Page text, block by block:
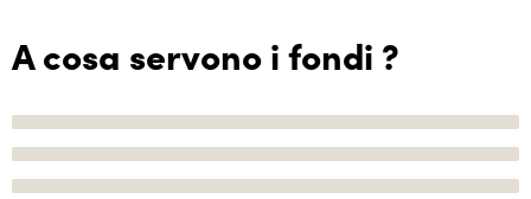
A cosa servono i fondi ?